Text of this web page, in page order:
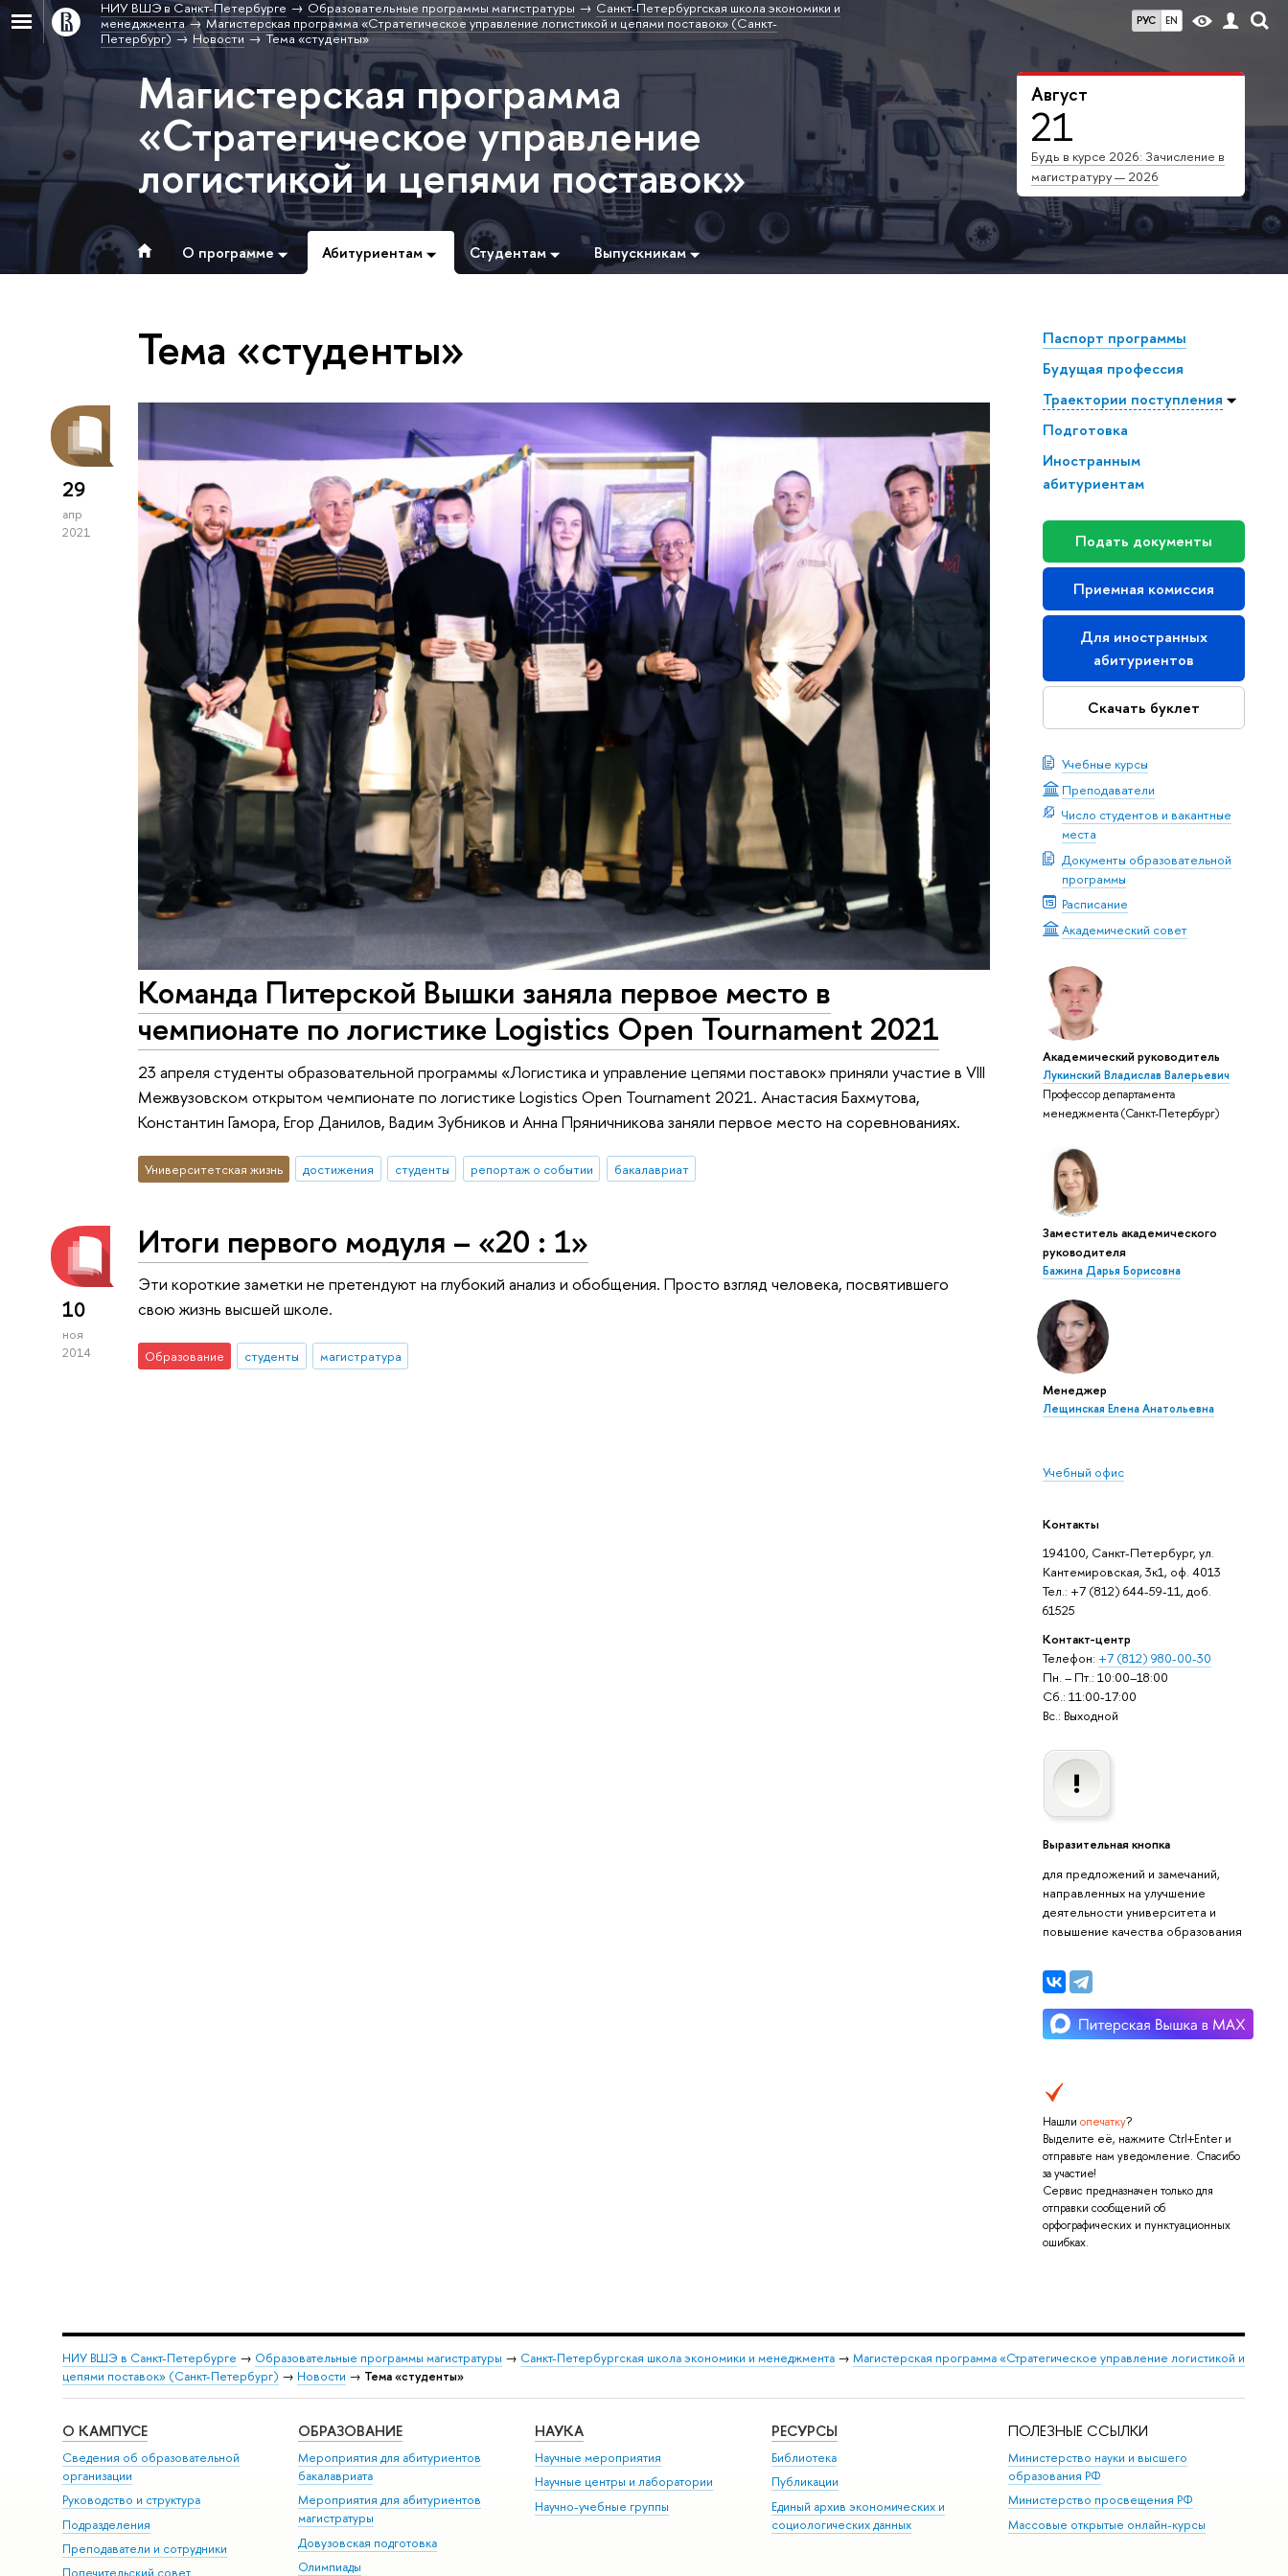
РУС EN
НИУ ВШЭ в Санкт-Петербурге Образовательные программы магистратуры
Санкт-Петербургская школа экономики и
менеджмента
Магистерская программа «Стратегическое управление логистикой и цепями поставок» (Санкт-
Петербург)
Новости Тема «студенты»
Август
21
Будь в курсе 2026: Зачисление в
магистратуру — 2026
Магистерская программа
«Стратегическое управление
логистикой и цепями поставок»
О программе Абитуриентам Студентам Выпускникам
Паспорт программы
Будущая профессия
Траектории поступления
Подготовка
Иностранным
абитуриентам
Подать документы
Приемная комиссия
Для иностранных
абитуриентов
Скачать буклет
Учебные курсы
Преподаватели
Число студентов и вакантные
места
Документы образовательной
программы
Расписание
Академический совет
Академический руководитель
Лукинский Владислав Валерьевич
Профессор департамента
менеджмента (Санкт-Петербург)
Заместитель академического
руководителя
Бажина Дарья Борисовна
Менеджер
Лещинская Елена Анатольевна
Учебный офис
Контакты
194100, Санкт-Петербург, ул.
Кантемировская, 3к1, оф. 4013
Тел.: +7 (812) 644-59-11, доб.
61525
Контакт-центр
Телефон: +7 (812) 980-00-30
Пн. – Пт.: 10:00–18:00
Сб.: 11:00-17:00
Вс.: Выходной
Выразительная кнопка
для предложений и замечаний,
направленных на улучшение
деятельности университета и
повышение качества образования
Нашли опечатку?
Выделите её, нажмите Ctrl+Enter и
отправьте нам уведомление. Спасибо
за участие!
Сервис предназначен только для
отправки сообщений об
орфографических и пунктуационных
ошибках.
Тема «студенты»
29
апр
2021
Команда Питерской Вышки заняла первое место в
чемпионате по логистике Logistics Open Tournament 2021
23 апреля студенты образовательной программы «Логистика и управление цепями поставок» приняли участие в VIII
Межвузовском открытом чемпионате по логистике Logistics Open Tournament 2021. Анастасия Бахмутова,
Константин Гамора, Егор Данилов, Вадим Зубников и Анна Пряничникова заняли первое место на соревнованиях.
Университетская жизнь достижения студенты репортаж о событии бакалавриат
10
ноя
2014
Итоги первого модуля – «20 : 1»
Эти короткие заметки не претендуют на глубокий анализ и обобщения. Просто взгляд человека, посвятившего
свою жизнь высшей школе.
Образование студенты магистратура
НИУ ВШЭ в Санкт-Петербурге → Образовательные программы магистратуры → Санкт-Петербургская школа экономики и менеджмента→ Магистерская программа «Стратегическое управление логистикой и
цепями поставок» (Санкт-Петербург) → Новости → Тема «студенты»
О КАМПУСЕ
Сведения об образовательной
организации
Руководство и структура
Подразделения
Преподаватели и сотрудники
ОБРАЗОВАНИЕ
Мероприятия для абитуриентов
бакалавриата
Мероприятия для абитуриентов
магистратуры
Довузовская подготовка
Олимпиады
НАУКА
Научные мероприятия
Научные центры и лаборатории
Научно-учебные группы
РЕСУРСЫ
Библиотека
Публикации
Единый архив экономических и
социологических данных
ПОЛЕЗНЫЕ ССЫЛКИ
Министерство науки и высшего
образования РФ
Министерство просвещения РФ
Массовые открытые онлайн-курсы